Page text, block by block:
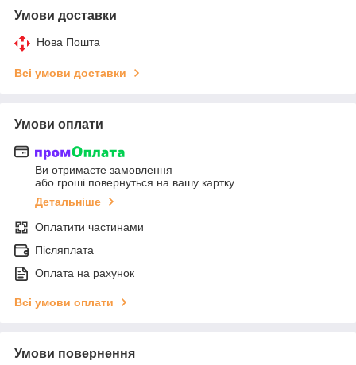
Умови доставки
Нова Пошта
Всі умови доставки
Умови оплати
Ви отримаєте замовлення
або гроші повернуться на вашу картку
Детальніше
Оплатити частинами
Післяплата
Оплата на рахунок
Всі умови оплати
Умови повернення